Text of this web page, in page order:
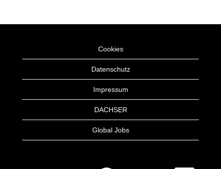
Cookies
Datenschutz
Impressum
DACHSER
Global Jobs